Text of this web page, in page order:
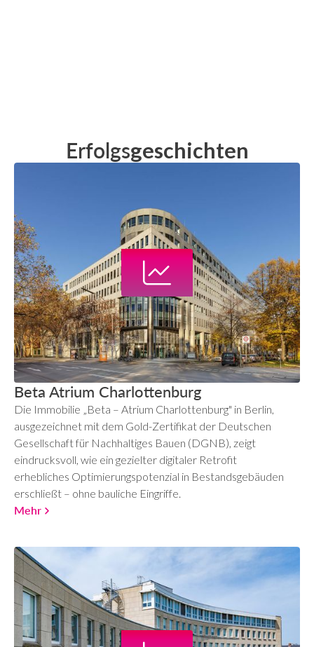
Erfolgsgeschichten
Beta Atrium Charlottenburg
Die Immobilie „Beta – Atrium Charlottenburg" in Berlin,
ausgezeichnet mit dem Gold-Zertifikat der Deutschen
Gesellschaft für Nachhaltiges Bauen (DGNB), zeigt
eindrucksvoll, wie ein gezielter digitaler Retrofit
erhebliches Optimierungspotenzial in Bestandsgebäuden
erschließt – ohne bauliche Eingriffe.
Mehr